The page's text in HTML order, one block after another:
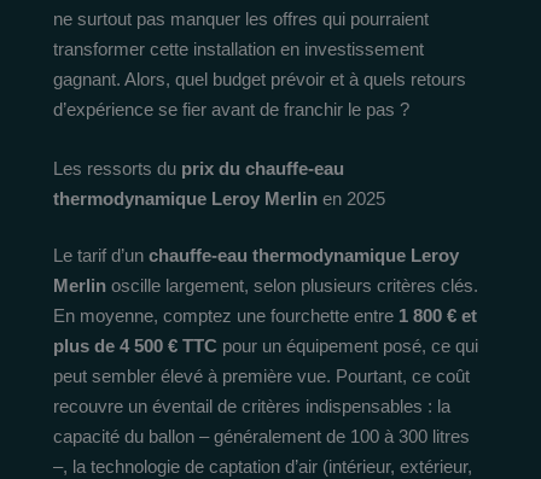
ne surtout pas manquer les offres qui pourraient
transformer cette installation en investissement
gagnant. Alors, quel budget prévoir et à quels retours
d’expérience se fier avant de franchir le pas ?
Les ressorts du prix du chauffe-eau
thermodynamique Leroy Merlin en 2025
Le tarif d’un chauffe-eau thermodynamique Leroy
Merlin oscille largement, selon plusieurs critères clés.
En moyenne, comptez une fourchette entre 1 800 € et
plus de 4 500 € TTC pour un équipement posé, ce qui
peut sembler élevé à première vue. Pourtant, ce coût
recouvre un éventail de critères indispensables : la
capacité du ballon – généralement de 100 à 300 litres
–, la technologie de captation d’air (intérieur, extérieur,